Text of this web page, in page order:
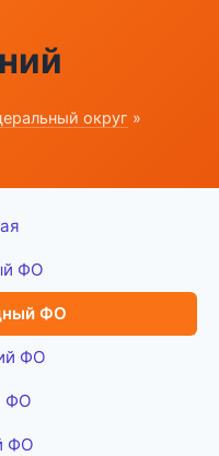
округ »
ФО
ФО
ФО
ФО
ФО